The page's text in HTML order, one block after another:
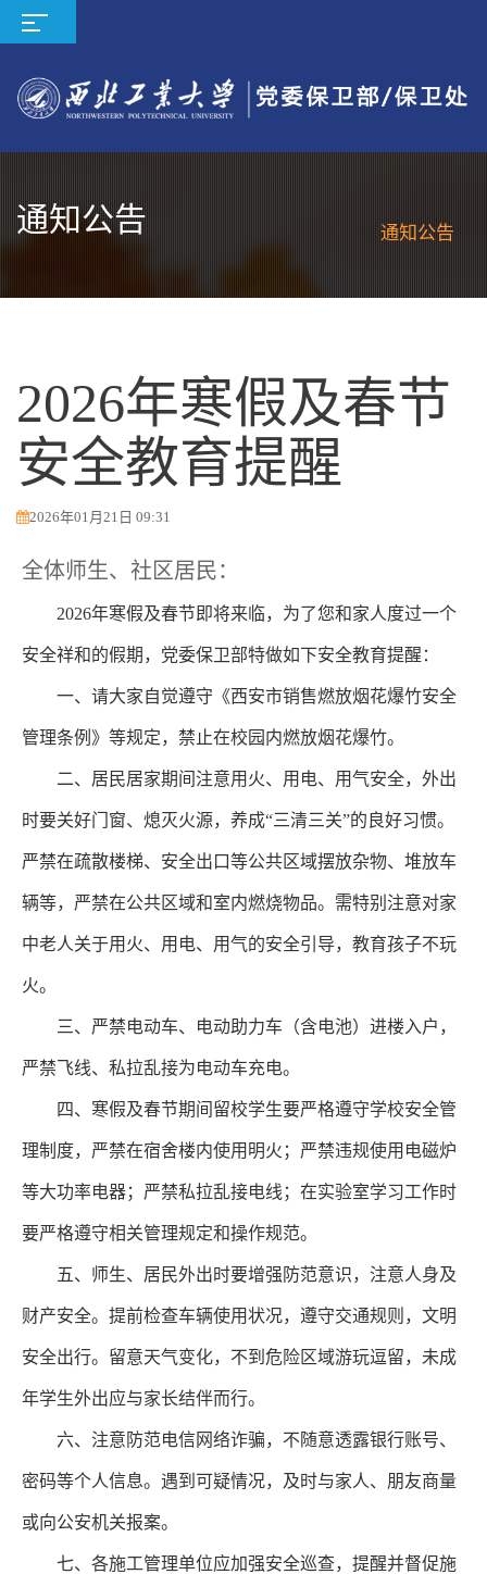
通知公告 通知公告
2026年寒假及春节
安全教育提醒
2026年01月21日 09:31
全体师生、社区居民：
2026年寒假及春节即将来临，为了您和家人度过一个
安全祥和的假期，党委保卫部特做如下安全教育提醒：
一、请大家自觉遵守《西安市销售燃放烟花爆竹安全
管理条例》等规定，禁止在校园内燃放烟花爆竹。
二、居民居家期间注意用火、用电、用气安全，外出
时要关好门窗、熄灭火源，养成“三清三关”的良好习惯。
严禁在疏散楼梯、安全出口等公共区域摆放杂物、堆放车
辆等，严禁在公共区域和室内燃烧物品。需特别注意对家
中老人关于用火、用电、用气的安全引导，教育孩子不玩
火。
三、严禁电动车、电动助力车（含电池）进楼入户，
严禁飞线、私拉乱接为电动车充电。
四、寒假及春节期间留校学生要严格遵守学校安全管
理制度，严禁在宿舍楼内使用明火；严禁违规使用电磁炉
等大功率电器；严禁私拉乱接电线；在实验室学习工作时
要严格遵守相关管理规定和操作规范。
五、师生、居民外出时要增强防范意识，注意人身及
财产安全。提前检查车辆使用状况，遵守交通规则，文明
安全出行。留意天气变化，不到危险区域游玩逗留，未成
年学生外出应与家长结伴而行。
六、注意防范电信网络诈骗，不随意透露银行账号、
密码等个人信息。遇到可疑情况，及时与家人、朋友商量
或向公安机关报案。
七、各施工管理单位应加强安全巡查，提醒并督促施